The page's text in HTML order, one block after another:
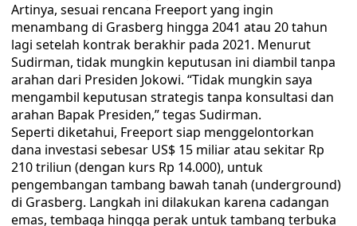
Artinya, sesuai rencana Freeport yang ingin
menambang di Grasberg hingga 2041 atau 20 tahun
lagi setelah kontrak berakhir pada 2021. Menurut
Sudirman, tidak mungkin keputusan ini diambil tanpa
arahan dari Presiden Jokowi. “Tidak mungkin saya
mengambil keputusan strategis tanpa konsultasi dan
arahan Bapak Presiden,” tegas Sudirman.
Seperti diketahui, Freeport siap menggelontorkan
dana investasi sebesar US$ 15 miliar atau sekitar Rp
210 triliun (dengan kurs Rp 14.000), untuk
pengembangan tambang bawah tanah (underground)
di Grasberg. Langkah ini dilakukan karena cadangan
emas, tembaga hingga perak untuk tambang terbuka